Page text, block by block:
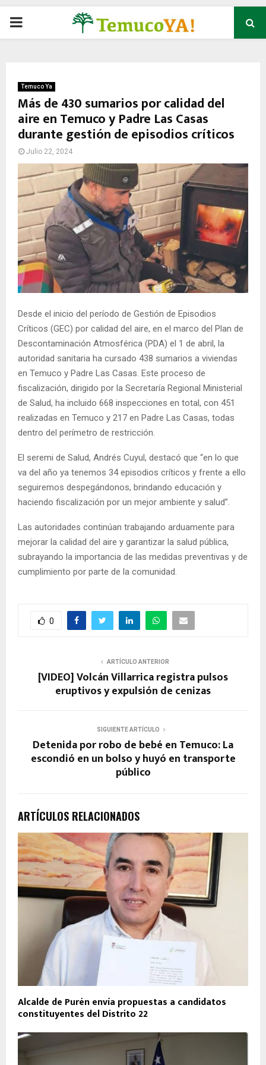
P
M
A
R
Y
M
E
N
U
Temuco Ya
Más de 430 sumarios por calidad del
aire en Temuco y Padre Las Casas
durante gestión de episodios críticos
Julio 22, 2024
Desde el inicio del período de Gestión de Episodios
Críticos (GEC) por calidad del aire, en el marco del Plan de
Descontaminación Atmosférica (PDA) el 1 de abril, la
autoridad sanitaria ha cursado 438 sumarios a viviendas
en Temuco y Padre Las Casas. Este proceso de
fiscalización, dirigido por la Secretaría Regional Ministerial
de Salud, ha incluido 668 inspecciones en total, con 451
realizadas en Temuco y 217 en Padre Las Casas, todas
dentro del perímetro de restricción.
El seremi de Salud, Andrés Cuyul, destacó que “en lo que
va del año ya tenemos 34 episodios críticos y frente a ello
seguiremos despegándonos, brindando educación y
haciendo fiscalización por un mejor ambiente y salud”.
Las autoridades continúan trabajando arduamente para
mejorar la calidad del aire y garantizar la salud pública,
subrayando la importancia de las medidas preventivas y de
cumplimiento por parte de la comunidad.
0
ARTÍCULO ANTERIOR
[VIDEO] Volcán Villarrica registra pulsos
eruptivos y expulsión de cenizas
SIGUIENTE ARTÍCULO
Detenida por robo de bebé en Temuco: La
escondió en un bolso y huyó en transporte
público
ARTÍCULOS RELACIONADOS
Alcalde de Purén envía propuestas a candidatos
constituyentes del Distrito 22